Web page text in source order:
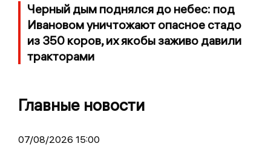
Черный дым поднялся до небес: под
Ивановом уничтожают опасное стадо
из 350 коров, их якобы заживо давили
тракторами
Главные новости
07/08/2026 15:00